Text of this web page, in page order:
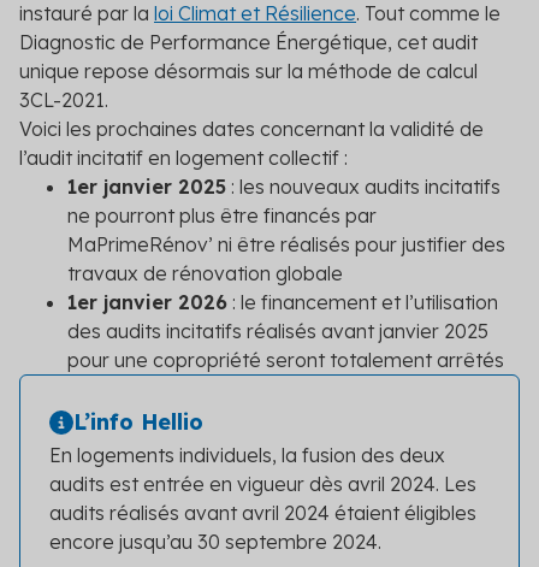
instauré par la loi Climat et Résilience. Tout comme le
Diagnostic de Performance Énergétique, cet audit
unique repose désormais sur la méthode de calcul
3CL-2021.
Voici les prochaines dates concernant la validité de
l’audit incitatif en logement collectif :
1er janvier 2025 : les nouveaux audits incitatifs
ne pourront plus être financés par
MaPrimeRénov’ ni être réalisés pour justifier des
travaux de rénovation globale
1er janvier 2026 : le financement et l’utilisation
des audits incitatifs réalisés avant janvier 2025
pour une copropriété seront totalement arrêtés
L’info Hellio
En logements individuels, la fusion des deux
audits est entrée en vigueur dès avril 2024. Les
audits réalisés avant avril 2024 étaient éligibles
encore jusqu’au 30 septembre 2024.